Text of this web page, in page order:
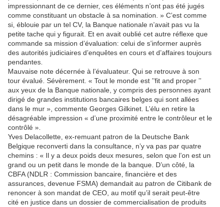
impressionnant de ce dernier, ces éléments n’ont pas été jugés
comme constituant un obstacle à sa nomination. » C’est comme
si, éblouie par un tel CV, la Banque nationale n’avait pas vu la
petite tache qui y figurait. Et en avait oublié cet autre réflexe que
commande sa mission d’évaluation: celui de s’informer auprès
des autorités judiciaires d’enquêtes en cours et d’affaires toujours
pendantes.
Mauvaise note décernée à l’évaluateur. Qui se retrouve à son
tour évalué. Sévèrement. « Tout le monde est ’’fit and proper ’’
aux yeux de la Banque nationale, y compris des personnes ayant
dirigé de grandes institutions bancaires belges qui sont allées
dans le mur », commente Georges Gilkinet. L’élu en retire la
désagréable impression « d’une proximité entre le contrôleur et le
contrôlé ».
Yves Delacollette, ex-remuant patron de la Deutsche Bank
Belgique reconverti dans la consultance, n’y va pas par quatre
chemins : « Il y a deux poids deux mesures, selon que l’on est un
grand ou un petit dans le monde de la banque. D’un côté, la
CBFA (NDLR : Commission bancaire, financière et des
assurances, devenue FSMA) demandait au patron de Citibank de
renoncer à son mandat de CEO, au motif qu’il serait peut-être
cité en justice dans un dossier de commercialisation de produits